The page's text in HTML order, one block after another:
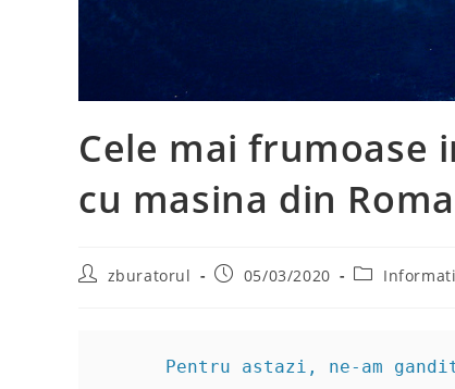
Cele mai frumoase
cu masina din
Postzburatorul
Post05/03/2020
Post
Pentru astazi, ne-am